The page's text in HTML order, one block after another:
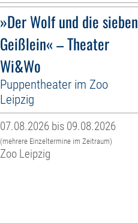
»Der Wolf und die sieben
Geißlein« – Theater
Wi&Wo
Puppentheater im Zoo
Leipzig
07.08.2026 bis 09.08.2026
(mehrere Einzeltermine im Zeitraum)
Zoo Leipzig